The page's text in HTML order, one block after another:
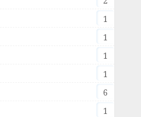
1
1
1
1
6
1